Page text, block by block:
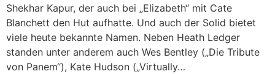
Shekhar Kapur, der auch bei „Elizabeth“ mit Cate
Blanchett den Hut aufhatte. Und auch der Solid bietet
viele heute bekannte Namen. Neben Heath Ledger
standen unter anderem auch Wes Bentley („Die Tribute
von Panem“), Kate Hudson („Virtually…